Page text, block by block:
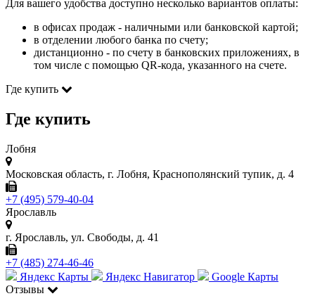
Для вашего удобства доступно несколько вариантов оплаты:
в офисах продаж - наличными или банковской картой;
в отделении любого банка по счету;
дистанционно - по счету в банковских приложениях, в
том числе с помощью QR-кода, указанного на счете.
Где купить
Где купить
Лобня
Московская область, г. Лобня, Краснополянский тупик, д. 4
+7 (495) 579-40-04
Ярославль
г. Ярославль, ул. Свободы, д. 41
+7 (485) 274-46-46
Яндекс Карты
Яндекс Навигатор
Google Карты
Отзывы